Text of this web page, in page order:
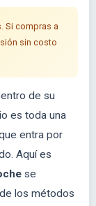
Si compras a
sin costo
de su
es toda una
entra por
Aquí es
se
los métodos